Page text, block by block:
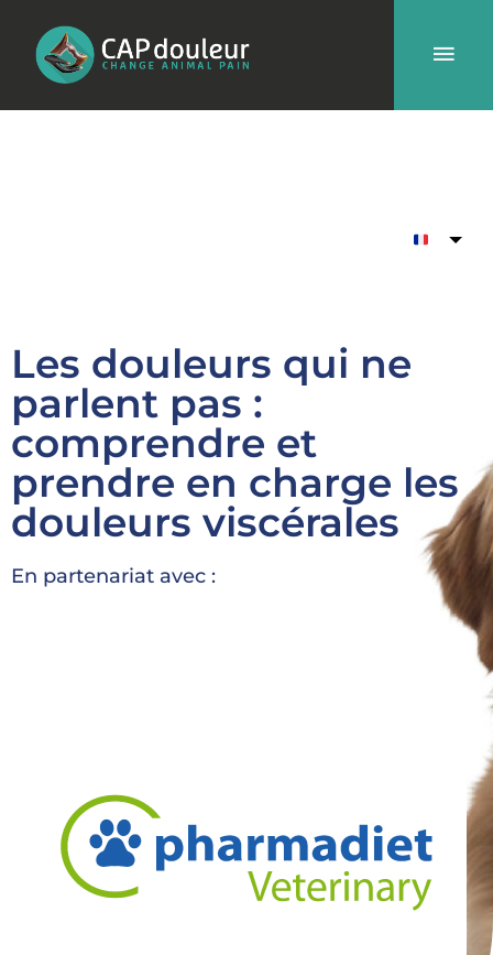
contenu
Les douleurs qui ne
parlent pas :
comprendre et
prendre en charge les
douleurs viscérales
En partenariat avec :